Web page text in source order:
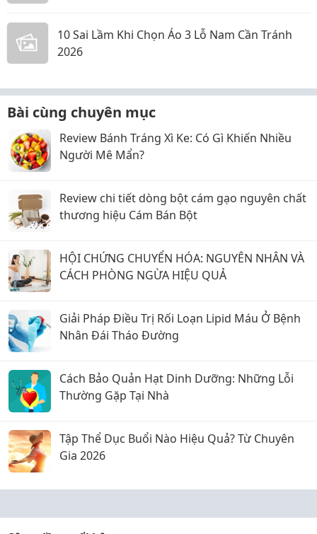
10 Sai Lầm Khi Chọn Áo 3 Lỗ Nam Cần Tránh
2026
Bài cùng chuyên mục
Review Bánh Tráng Xì Ke: Có Gì Khiến Nhiều
Người Mê Mẩn?
Review chi tiết dòng bột cám gạo nguyên chất
thương hiệu Cám Bán Bột
HỘI CHỨNG CHUYỂN HÓA: NGUYÊN NHÂN VÀ
CÁCH PHÒNG NGỪA HIỆU QUẢ
Giải Pháp Điều Trị Rối Loạn Lipid Máu Ở Bệnh
Nhân Đái Tháo Đường
Cách Bảo Quản Hạt Dinh Dưỡng: Những Lỗi
Thường Gặp Tại Nhà
Tập Thể Dục Buổi Nào Hiệu Quả? Từ Chuyên
Gia 2026